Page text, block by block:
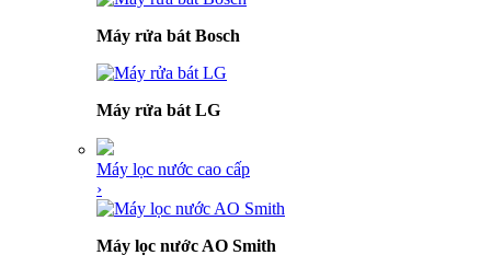
Máy rửa bát Bosch
Máy rửa bát LG
Máy lọc nước cao cấp
›
Máy lọc nước AO Smith